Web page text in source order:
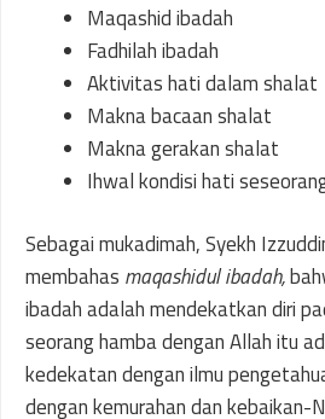
Maqashid ibadah
Fadhilah ibadah
Aktivitas hati dalam shalat
Makna bacaan shalat
Makna gerakan shalat
Ihwal kondisi hati
Sebagai mukadimah, Syekh
membahas maqashidul ibadah,
ibadah adalah mendekatkan diri
seorang hamba dengan Allah itu
kedekatan dengan ilmu
dengan kemurahan dan kebaikan-